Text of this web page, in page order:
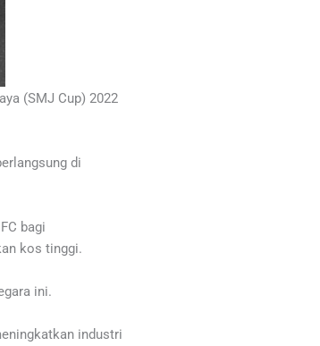
(SMJ Cup) 2022
di
bagi
kos tinggi.
ini.
industri